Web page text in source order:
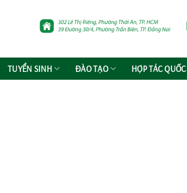
TUYỂN SINH ĐÀO TẠO HỢP TÁC